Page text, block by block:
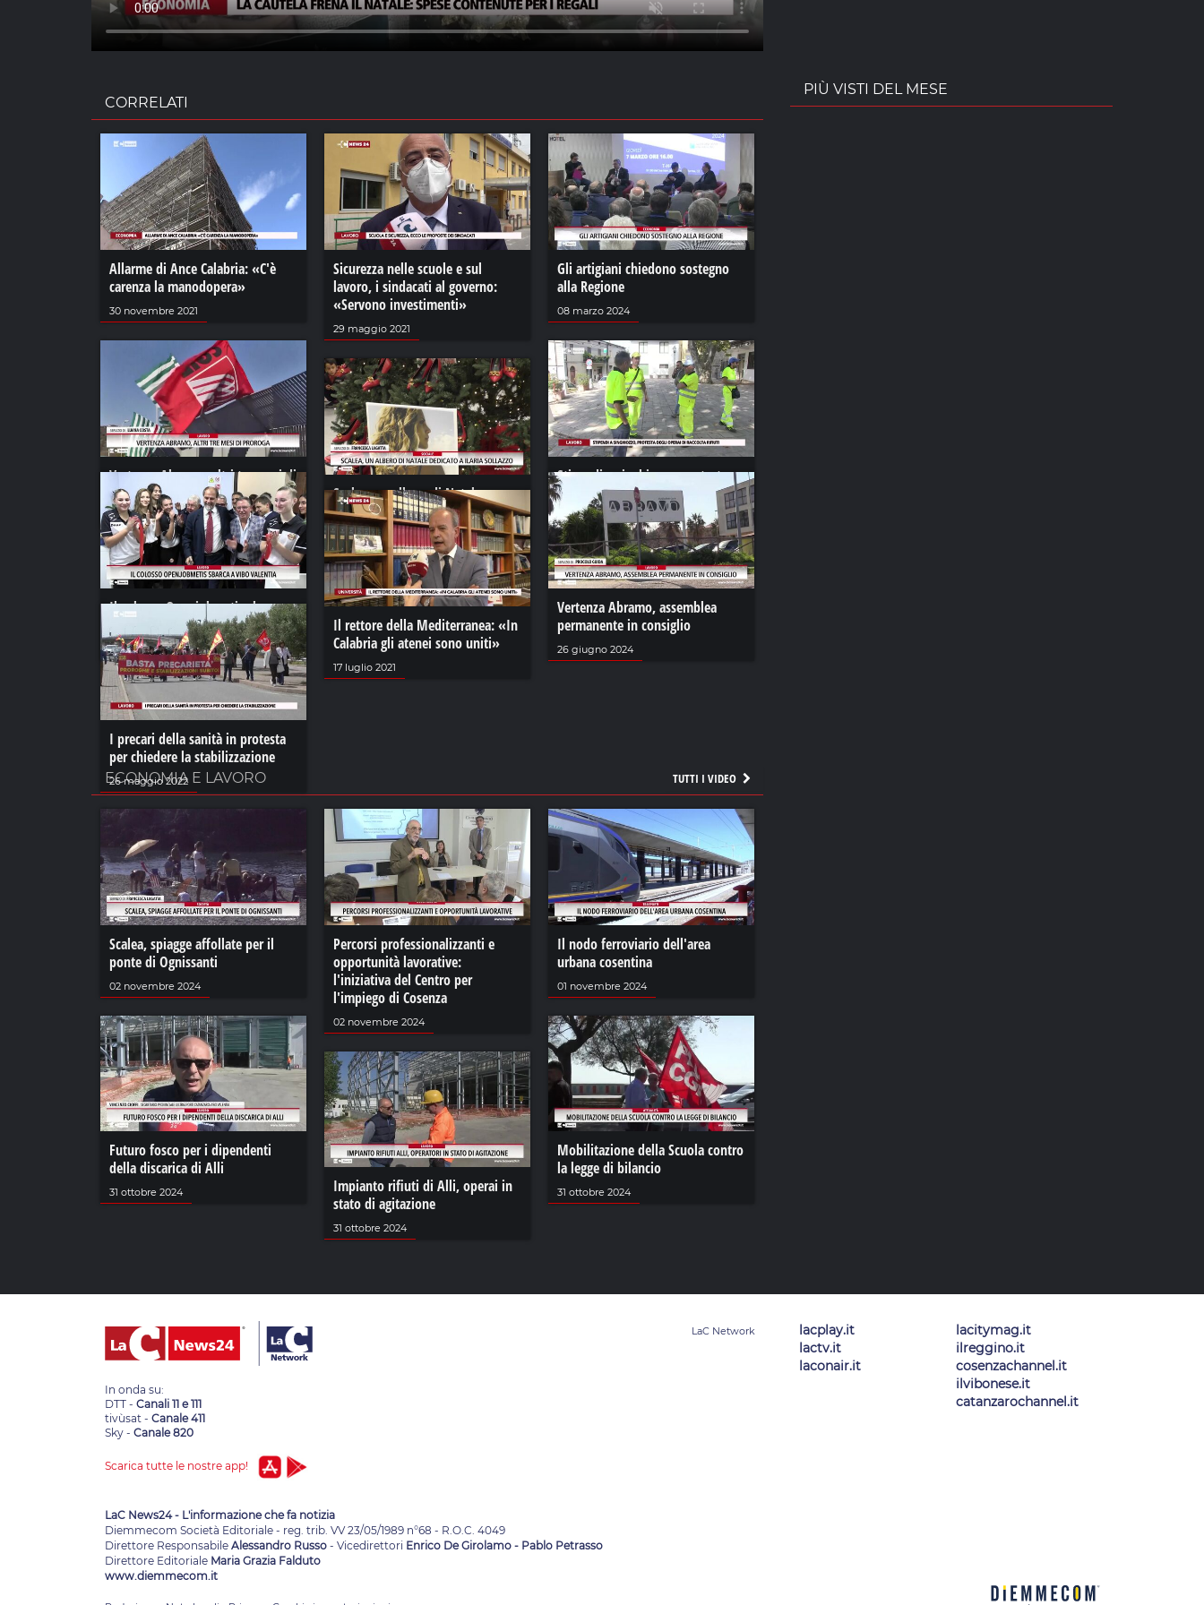
CORRELATI
Allarme di Ance Calabria: «C'è
carenza la manodopera»
30 novembre 2021
Sicurezza nelle scuole e sul
lavoro, i sindacati al governo:
«Servono investimenti»
29 maggio 2021
Gli artigiani chiedono sostegno
alla Regione
08 marzo 2024
Vertenza Abramo, altri tre mesi di
proroga
06 agosto 2024
Stipendi a singhiozzo, protesta
degli operai di raccolta rifiuti
21 ottobre 2022
Scalea, un albero di Natale
dedicato a Ilaria Sollazzo
10 dicembre 2023
Il colosso Openjobmetis sbarca a
25 ottobre 2024
Vertenza Abramo, assemblea
permanente in consiglio
26 giugno 2024
Il rettore della Mediterranea: «In
Calabria gli atenei sono uniti»
17 luglio 2021
I precari della sanità in protesta
per chiedere la stabilizzazione
26 maggio 2022 TUTTI I VIDEO
ECONOMIA E LAVORO
Scalea, spiagge affollate per il
ponte di Ognissanti
02 novembre 2024
Percorsi professionalizzanti e
opportunità lavorative:
l'iniziativa del Centro per
l'impiego di Cosenza
02 novembre 2024
Il nodo ferroviario dell'area
urbana cosentina
01 novembre 2024
Futuro fosco per i dipendenti
della discarica di Alli
31 ottobre 2024
Mobilitazione della Scuola contro
la legge di bilancio
31 ottobre 2024
Impianto rifiuti di Alli, operai in
stato di agitazione
31 ottobre 2024
PIÙ VISTI DEL MESE
In onda su:
DTT - Canali 11 e 111
tivùsat - Canale 411
Sky - Canale 820
Scarica tutte le nostre app!
lacplay.it
lactv.it
laconair.it
lacitymag.it
ilreggino.it
cosenzachannel.it
ilvibonese.it
catanzarochannel.it
LaC News24 - L'informazione che fa notizia
Diemmecom Società Editoriale - reg. trib. VV 23/05/1989 n°68 - R.O.C. 4049
Direttore Responsabile Alessandro Russo - Vicedirettori Enrico De Girolamo - Pablo Petrasso
Direttore Editoriale Maria Grazia Falduto
www.diemmecom.it